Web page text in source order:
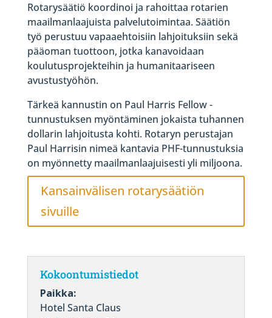
Rotarysäätiö koordinoi ja rahoittaa rotarien
maailmanlaajuista palvelutoimintaa. Säätiön
työ perustuu vapaaehtoisiin lahjoituksiin sekä
pääoman tuottoon, jotka kanavoidaan
koulutusprojekteihin ja humanitaariseen
avustustyöhön.
Tärkeä kannustin on Paul Harris Fellow -
tunnustuksen myöntäminen jokaista tuhannen
dollarin lahjoitusta kohti. Rotaryn perustajan
Paul Harrisin nimeä kantavia PHF-tunnustuksia
on myönnetty maailmanlaajuisesti yli miljoona.
Kansainvälisen rotarysäätiön
sivuille
Kokoontumistiedot
Paikka:
Hotel Santa Claus